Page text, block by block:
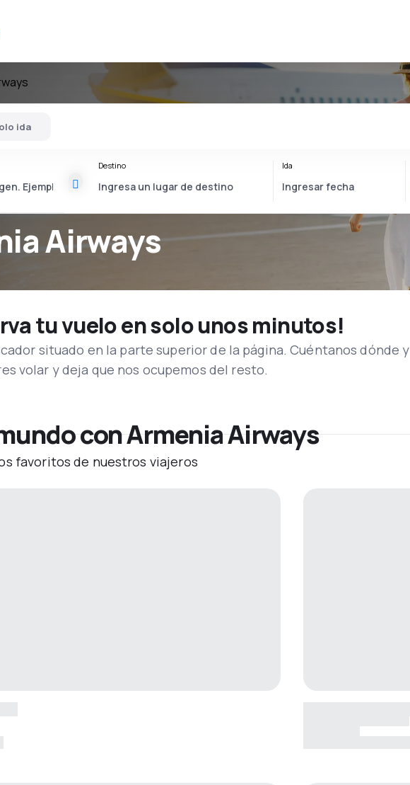
Airways
ida
Destino Ida
tu vuelo en solo unos minutos!
situado en la parte superior de la página. Cuéntanos dónde y
volar y deja que nos ocupemos del resto.
con Armenia Airways
favoritos de nuestros viajeros